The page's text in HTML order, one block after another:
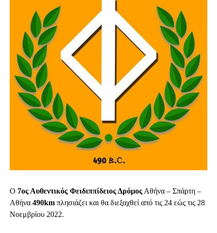
Ο 7ος Αυθεντικός Φειδιππίδειος Δρόμος Αθήνα – Σπάρτη –
Αθήνα 490km πλησιάζει και θα διεξαχθεί από τις 24 εώς τις 28
Νοεμβρίου 2022.